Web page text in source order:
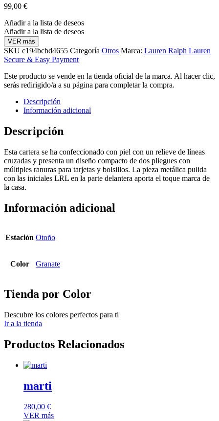
99,00 €
Añadir a la lista de deseos
Añadir a la lista de deseos
VER más
SKU c194bcbd4655 Categoría Otros Marca: Lauren Ralph Lauren
Secure & Easy Payment
Este producto se vende en la tienda oficial de la marca. Al hacer clic,
serás redirigido/a a su página para completar la compra.
Descripción
Información adicional
Descripción
Esta cartera se ha confeccionado con piel con un relieve de líneas
cruzadas y presenta un diseño compacto de dos pliegues con
múltiples ranuras para tarjetas y bolsillos. La pieza metálica pulida
con las iniciales LRL en la parte delantera aporta el toque marca de
la casa.
Información adicional
Estación Otoño
Color Granate
Tienda por Color
Descubre los colores perfectos para ti
Ir a la tienda
Productos Relacionados
marti
280,00 €
VER más